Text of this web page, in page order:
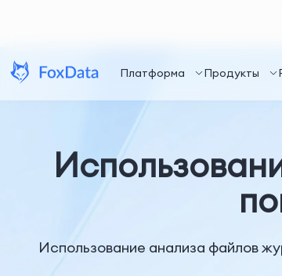
Платформа Продукты
Использование анализа файлов